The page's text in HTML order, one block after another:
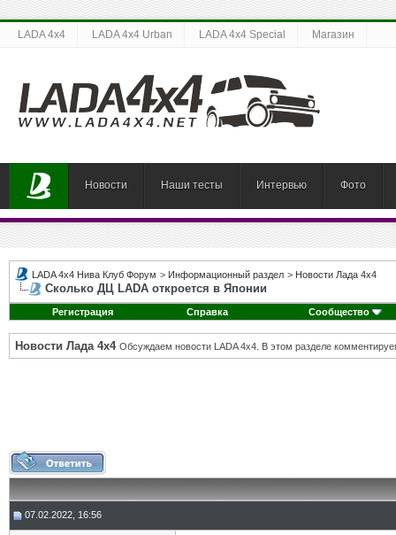
LADA 4x4 LADA 4x4 Urban LADA 4x4 Special Магазин
Новости Наши тесты Интервью Фото
LADA 4x4 Нива Клуб Форум > Информационный раздел > Новости Лада 4х4
Сколько ДЦ LADA откроется в Японии
Регистрация Справка Сообщество
Новости Лада 4х4 Обсуждаем новости LADA 4x4. В этом разделе
07.02.2022, 16:56